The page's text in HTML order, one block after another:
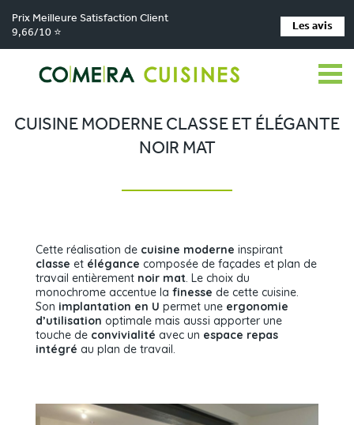
Prix Meilleure Satisfaction Client
9,66/10 ⭐
Les avis
Comera Cuisines > Nos magasins de cuisine > Cuisiniste MONTAUBAN >
Réalisations > Cuisine moderne classe et élégante noir mat
CUISINE MODERNE CLASSE ET ÉLÉGANTE
NOIR MAT
Cette réalisation de cuisine moderne inspirant
classe et élégance composée de façades et plan de
travail entièrement noir mat. Le choix du
monochrome accentue la finesse de cette cuisine.
Son implantation en U permet une ergonomie
d’utilisation optimale mais aussi apporter une
touche de convivialité avec un espace repas
intégré au plan de travail.